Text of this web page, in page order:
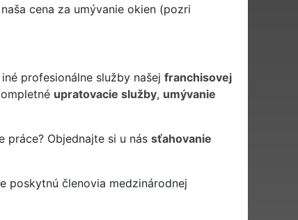
cena za umývanie okien (pozri
profesionálne služby našej franchisovej
upratovacie služby, umývanie
práce? Objednajte si u nás sťahovanie
poskytnú členovia medzinárodnej